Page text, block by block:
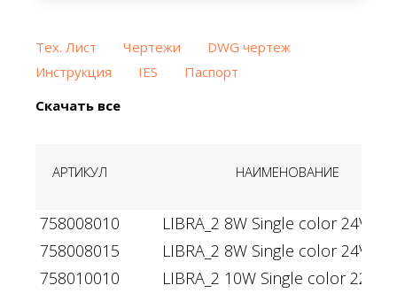
Тех. Лист Чертежи
DWG чертеж
Инструкция
IES
Паспорт
Скачать все
АРТИКУЛ НАИМЕНОВАНИЕ
758008010
LIBRA_2 8W Single color 24V
758008015
LIBRA_2 8W Single color 24V
758010010
LIBRA_2 10W Single color 220V